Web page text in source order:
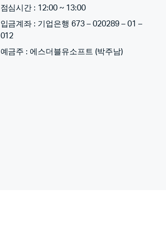
점심시간 : 12:00 ~ 13:00
입금계좌 : 기업은행 673 – 020289 – 01 –
012
예금주 : 에스더블유소프트 (박주남)